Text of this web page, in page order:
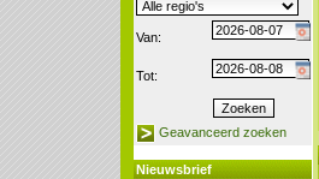
Van:
Tot:
Geavanceerd zoeken
Nieuwsbrief